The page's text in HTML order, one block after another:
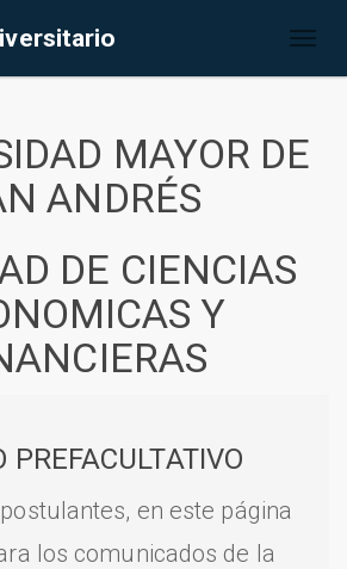
MAYOR DE
ANDRÉS
DE CIENCIAS
Y
PREFACULTATIVO
en este página
los comunicados de la